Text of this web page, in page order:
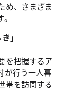
め、さまざま
」
を把握するア
が行う一人暮
帯を訪問する